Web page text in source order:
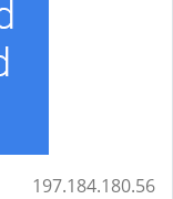
197.184.180.56